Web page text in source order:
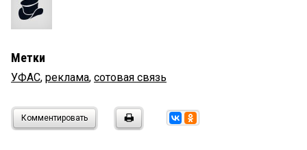
Метки
УФАС, реклама, сотовая связь
Комментировать